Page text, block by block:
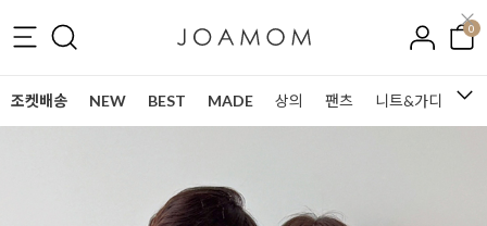
0
조켓배송 NEW BEST MADE 상의 팬츠 니트&가디건